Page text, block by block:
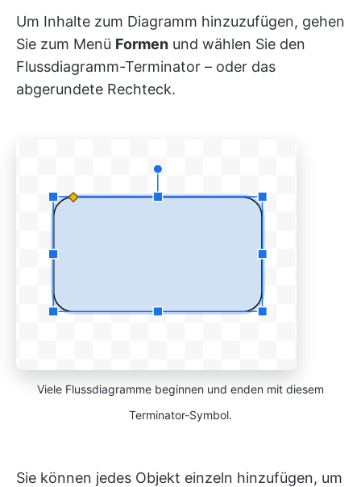
Um Inhalte zum Diagramm hinzuzufügen, gehen
Sie zum Menü Formen und wählen Sie den
Flussdiagramm-Terminator – oder das
abgerundete Rechteck.
Viele Flussdiagramme beginnen und enden mit diesem
Terminator-Symbol.
Sie können jedes Objekt einzeln hinzufügen, um